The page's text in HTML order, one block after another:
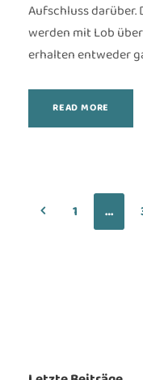
Aufschluss darüber.
werden mit Lob
erhalten entweder
READ MORE
Zurück zur
1 …